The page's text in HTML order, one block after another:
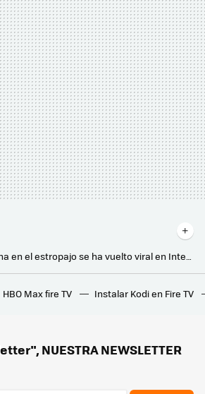
Así de fácil es limpiar los filtros de la campana de la cocina sin frotar ni usar el lavaplatos
Una jardinera ganó más de un millón de euros por el fallo de una web de juegos. Le dijeron que solo le pagarían 20.000, y ha ganado el juicio
HBO Max fire TV Instalar Kodi en Fire TV
NUESTRA NEWSLETTER